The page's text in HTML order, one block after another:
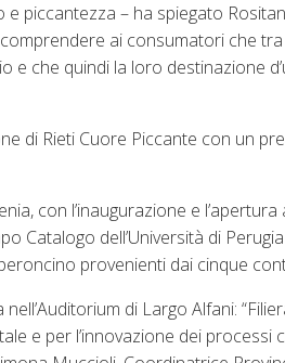
piccantezza – ha spiegato
ai consumatori che
che quindi la loro destinazione
di Rieti Cuore Piccante con un
con l’inaugurazione e
dell’Università di
provenienti dai cinque
di Largo Alfani:
e per l’innovazione dei